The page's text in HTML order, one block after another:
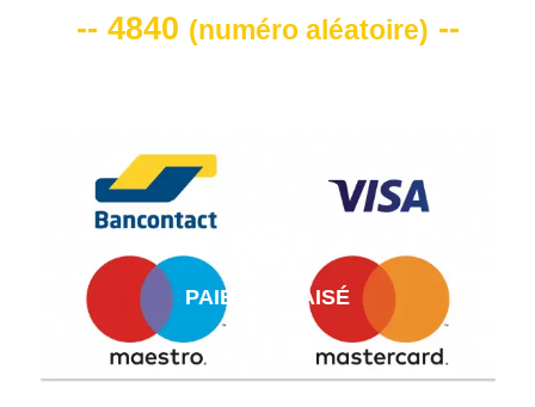
-- 4840 (numéro aléatoire) --
PAIEMENT AISÉ